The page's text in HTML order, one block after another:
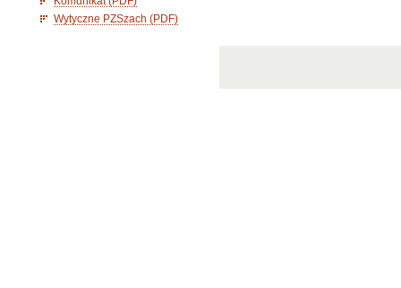
Wytyczne PZSzach (PDF)